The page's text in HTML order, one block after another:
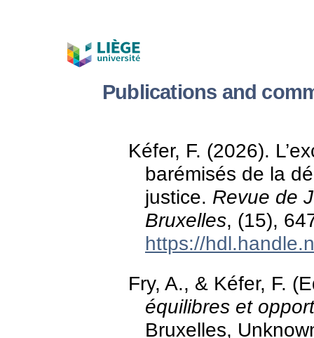
Publications and
Kéfer, F. (2026).
barémisés de la
justice. Revue de
Bruxelles, (15),
https://
Fry, A., & Kéfer, F.
équilibres et
Bruxelles,